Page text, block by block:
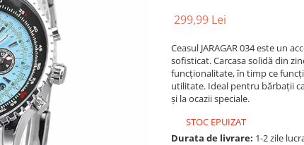
299,99 Lei
Ceasul JARAGAR 034 este un
sofisticat. Carcasa solidă din
funcționalitate, în timp ce
utilitate. Ideal pentru bărbații
și la ocazii speciale.
STOC EPUIZAT
Durata de livrare: 1-2 zile